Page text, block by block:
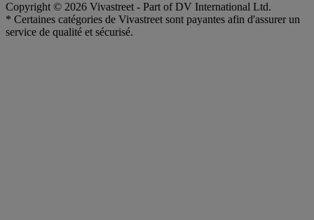
Copyright © 2026 Vivastreet - Part of DV International Ltd.
* Certaines catégories de Vivastreet sont payantes afin d'assurer un
service de qualité et sécurisé.